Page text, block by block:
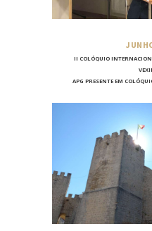
II COLÓQUIO
APG PRESENTE EM